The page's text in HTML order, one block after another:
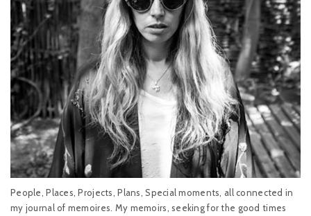
People, Places, Projects, Plans, Special moments, all connected in
my journal of memoires. My memoirs, seeking for the good times